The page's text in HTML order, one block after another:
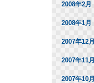
2008年2月
2008年1月
2007年12月
2007年11月
2007年10月